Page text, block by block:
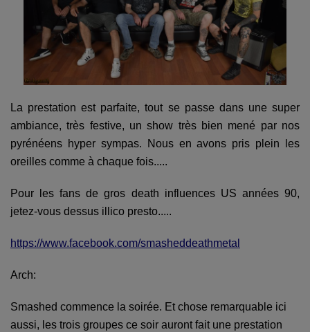
La prestation est parfaite, tout se passe dans une super
ambiance, très festive, un show très bien mené par nos
pyrénéens hyper sympas. Nous en avons pris plein les
oreilles comme à chaque fois.....
Pour les fans de gros death influences US années 90,
jetez-vous dessus illico presto.....
https://www.facebook.com/smasheddeathmetal
Arch:
Smashed commence la soirée. Et chose remarquable ici
aussi, les trois groupes ce soir auront fait une prestation